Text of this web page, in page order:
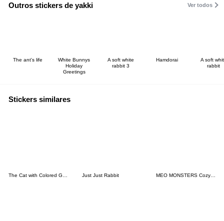
Outros stickers de yakki Ver todos
The ant's life
White Bunnys
Holiday
Greetings
A soft white
rabbit 3
Hamdorai
A soft
rabbit
Stickers similares
The Cat with Colored Glasses Just Just Rabbit MEO MONSTERS Cozy Moment